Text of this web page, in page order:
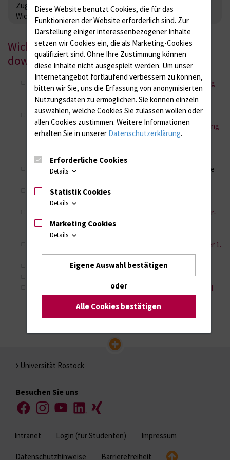
Zugangsprüfung
Ordnungen_Downloads
Wichtige Info's_FAQ
Wichtige Informationen für Sie zum
downloaden:
Studiengangsspezifische Prüfungs- und Studienordnung
für den Bachelorstudiengang Intensivpflege der
Universität Rostock vom 12. Mai2021
Lesefassung_1. Satzung zur Änderung der
Studiengangsspezifischen Prüfungs- und Studienordnung
für den Bachelorstudiengang Intensivpflege der
Studienkohorte WiSe 2023/24
Modulbeschreibungen
_Stand 26.07.2022 ► gilt für für die
Modulbeschreibungen_1. Änderungssatzung
Studienkohorte WiSe 2023/24
Lesefassung_Rahmenprüfungsordnung für die Bachelor-
und Masterstudiengänge der Universität Rostock (RPO-
Ba/Ma_NR_6_2024
Flyer Studiengang Intensivpflege (Neu nach Freigabe der 1.
Änderungssatzung)
WPrVO-IAA M-V von 2015
Qualitätssicherheitskonzept Studium und Lehre
Prüfungen in der Mutterschutzfrist_Prüfungsämter UNI
Rostock_Stand 2025
Universität Rostock
Besuchen Sie uns
FacebookInstagramYouTubeLinkedIn
Xing
Intranet Login (für Studenten) Impressum
Datenschutzhinweise Barrierefreiheit
Diese Website benutzt Cookies, die für das
Funktionieren der Website erforderlich sind. Zur
Darstellung einiger interessenbezogener Inhalte
setzen wir Cookies ein, die als Marketing-Cookies
qualifiziert sind. Ohne Ihre Zustimmung können
diese Inhalte nicht ausgespielt werden. Um unser
Internetangebot fortlaufend verbessern zu können,
bitten wir Sie, uns die Erfassung von anonymisierten
Nutzungsdaten zu ermöglichen. Sie können einzeln
auswählen, welche Cookies Sie zulassen wollen oder
allen Cookies zustimmen. Weitere Informationen
erhalten Sie in unserer Datenschutzerklärung.
Erforderliche Cookies
Details
Statistik Cookies
Details
Marketing Cookies
Details
Eigene Auswahl bestätigen
oder
Alle Cookies bestätigen